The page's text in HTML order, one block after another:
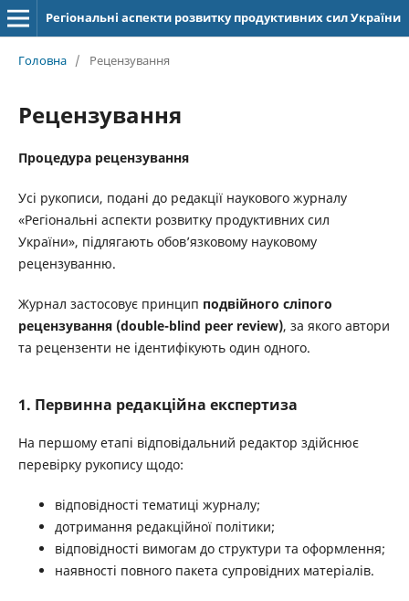
Регіональні аспекти розвитку продуктивних сил України
Головна / Рецензування
Рецензування
Процедура рецензування
Усі рукописи, подані до редакції наукового журналу
«Регіональні аспекти розвитку продуктивних сил
України», підлягають обов’язковому науковому
рецензуванню.
Журнал застосовує принцип подвійного сліпого
рецензування (double-blind peer review), за якого автори
та рецензенти не ідентифікують один одного.
1. Первинна редакційна експертиза
На першому етапі відповідальний редактор здійснює
перевірку рукопису щодо:
відповідності тематиці журналу;
дотримання редакційної політики;
відповідності вимогам до структури та оформлення;
наявності повного пакета супровідних матеріалів.